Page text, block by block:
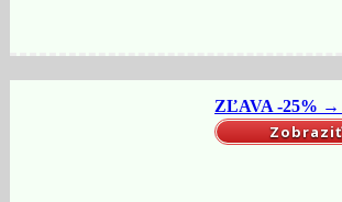
ZĽAVA -25%
Zobraziť